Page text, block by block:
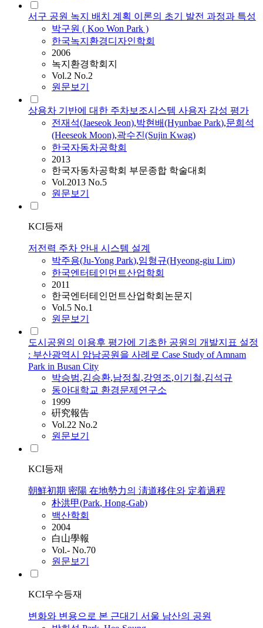
서구 공원 녹지 배치 계획 이론의 초기 발전 과정과 특성
박구원 ( Koo Won Park )
한국녹지환경디자인학회
2006
녹지환경학회지
Vol.2 No.2
원문보기
상용차 기반에 대한 주차보조시스템 사용자 감성 평가
전재석(Jaeseok Jeon),박현배(Hyunbae Park),문희석
(Heeseok Moon),곽수진(Sujin Kwag)
한국자동차공학회
2013
한국자동차공학회 부문종합 학술대회
Vol.2013 No.5
원문보기
KCI등재
저전력 주차 안내 시스템 설계
박주용(Ju-Yong Park),임형규(Hyeong-giu Lim)
한국엔터테인먼트산업학회
2011
한국엔터테인먼트산업학회논문지
Vol.5 No.1
원문보기
도시공원의 이용후 평가에 기초한 공원의 개발지표 설정
: 부산광역시 암남공원을 사례로 Case Study of Amnam
Park in Busan City
박승범,김승환,남정칠,강영조,이기철,김석규
동아대학교 환경문제연구소
1999
硏究報告
Vol.22 No.2
원문보기
KCI등재
朝鮮初期 密陽 在地勢力의 淸道移住와 定着過程
朴洪甲(Park, Hong-Gab)
백산학회
2004
白山學報
Vol.- No.70
원문보기
KCI우수등재
변화와 변용으로 본 근대기 서울 남산의 공원